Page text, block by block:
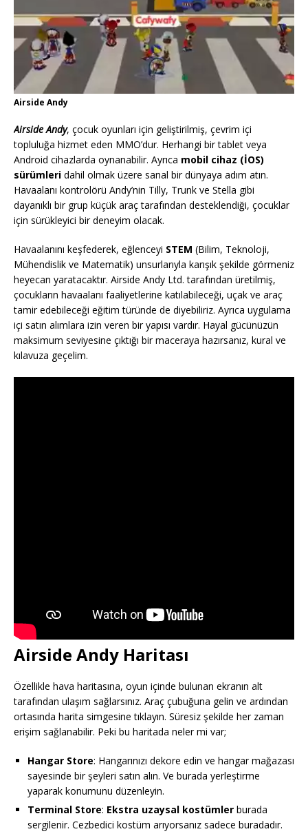
Airside Andy
Airside Andy, çocuk oyunları için geliştirilmiş, çevrim içi
topluluğa hizmet eden MMO’dur. Herhangi bir tablet veya
Android cihazlarda oynanabilir. Ayrıca mobil cihaz (İOS)
sürümleri dahil olmak üzere sanal bir dünyaya adım atın.
Havaalanı kontrolörü Andy’nin Tilly, Trunk ve Stella gibi
dayanıklı bir grup küçük araç tarafından desteklendiği, çocuklar
için sürükleyici bir deneyim olacak.
Havaalanını keşfederek, eğlenceyi STEM (Bilim, Teknoloji,
Mühendislik ve Matematik) unsurlarıyla karışık şekilde görmeniz
heyecan yaratacaktır. Airside Andy Ltd. tarafından üretilmiş,
çocukların havaalanı faaliyetlerine katılabileceği, uçak ve araç
tamir edebileceği eğitim türünde de diyebiliriz. Ayrıca uygulama
içi satın alımlara izin veren bir yapısı vardır. Hayal gücünüzün
maksimum seviyesine çıktığı bir maceraya hazırsanız, kural ve
kılavuza geçelim.
Airside Andy Haritası
Özellikle hava haritasına, oyun içinde bulunan ekranın alt
tarafından ulaşım sağlarsınız. Araç çubuğuna gelin ve ardından
ortasında harita simgesine tıklayın. Süresiz şekilde her zaman
erişim sağlanabilir. Peki bu haritada neler mi var;
Hangar Store: Hangarınızı dekore edin ve hangar mağazası
sayesinde bir şeyleri satın alın. Ve burada yerleştirme
yaparak konumunu düzenleyin.
Terminal Store: Ekstra uzaysal kostümler burada
sergilenir. Cezbedici kostüm arıyorsanız sadece buradadır.